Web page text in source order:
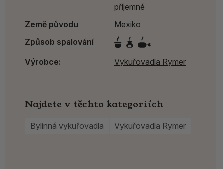
příjemné
Země původu
Mexiko
Způsob spalování
Výrobce: Vykuřovadla Rymer
Najdete v těchto kategoriích
Bylinná vykuřovadla Vykuřovadla Rymer